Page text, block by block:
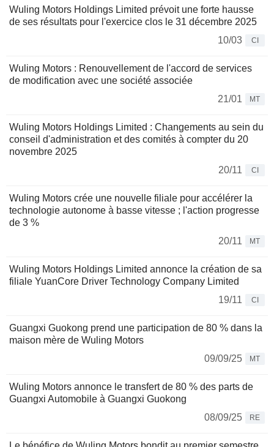
Wuling Motors Holdings Limited prévoit une forte hausse
de ses résultats pour l'exercice clos le 31 décembre 2025
10/03
CI
Wuling Motors : Renouvellement de l'accord de services
de modification avec une société associée
21/01
MT
Wuling Motors Holdings Limited : Changements au sein du
conseil d'administration et des comités à compter du 20
novembre 2025
20/11
CI
Wuling Motors crée une nouvelle filiale pour accélérer la
technologie autonome à basse vitesse ; l'action progresse
de 3 %
20/11
MT
Wuling Motors Holdings Limited annonce la création de sa
filiale YuanCore Driver Technology Company Limited
19/11
CI
Guangxi Guokong prend une participation de 80 % dans la
maison mère de Wuling Motors
09/09/25
MT
Wuling Motors annonce le transfert de 80 % des parts de
Guangxi Automobile à Guangxi Guokong
08/09/25
RE